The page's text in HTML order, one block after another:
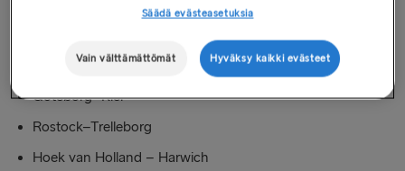
Guest Services -tiski seuraavilla reiteillä:
Göteborg–Frederikshavn (Stena Jutlandica)
Göteborg–Kiel
Rostock–Trelleborg
Hoek van Holland – Harwich
Säädä evästeasetuksia
Vain välttämättömät Hyväksy kaikki evästeet